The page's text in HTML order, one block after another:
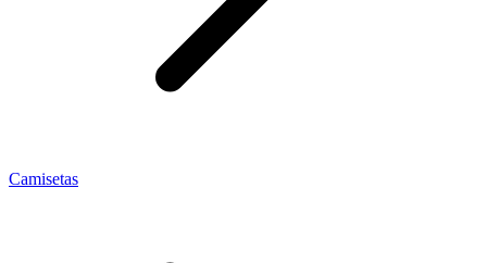
Camisetas